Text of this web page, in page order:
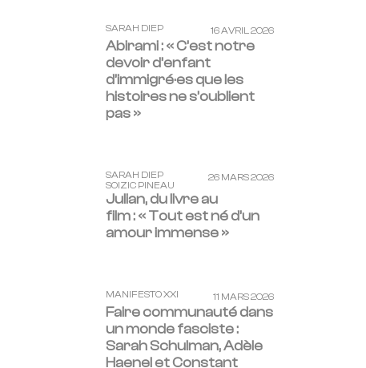
SARAH DIEP 16 AVRIL 2026
Abirami : « C’est notre
devoir d’enfant
d’immigré·es que les
histoires ne s’oublient
pas »
SARAH DIEP
SOIZIC PINEAU
26 MARS 2026
Julian, du livre au
film : « Tout est né d’un
amour immense »
MANIFESTO XXI 11 MARS 2026
Faire communauté dans
un monde fasciste :
Sarah Schulman, Adèle
Haenel et Constant